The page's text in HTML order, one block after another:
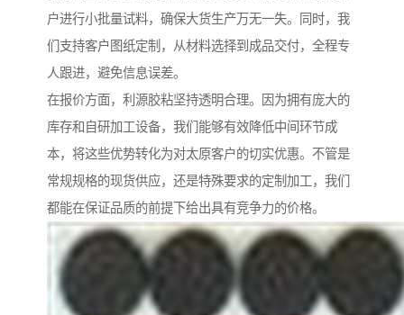
户进行小批量试料，确保大货生产万无一失。同时，我
们支持客户图纸定制，从材料选择到成品交付，全程专
人跟进，避免信息误差。
在报价方面，利源胶粘坚持透明合理。因为拥有庞大的
库存和自研加工设备，我们能够有效降低中间环节成
本，将这些优势转化为对太原客户的切实优惠。不管是
常规规格的现货供应，还是特殊要求的定制加工，我们
都能在保证品质的前提下给出具有竞争力的价格。